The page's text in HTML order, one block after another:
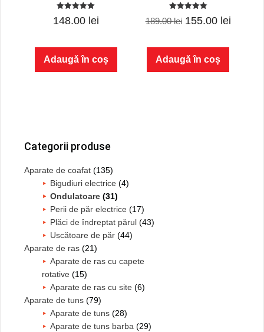
5.00
out of 5
148.00 lei
Adaugă în coș
5.00
out of 5
189.00lei Prețul
a
fost:
155.00 leiPrețul
Adaugă în coș
Categorii produse
Aparate de coafat (135)
Bigudiuri electrice (4)
Ondulatoare (31)
Perii de păr electrice (17)
Plăci de îndreptat părul (43)
Uscătoare de păr (44)
Aparate de ras (21)
Aparate de ras cu capete
rotative (15)
Aparate de ras cu site (6)
Aparate de tuns (79)
Aparate de tuns (28)
Aparate de tuns barba (29)